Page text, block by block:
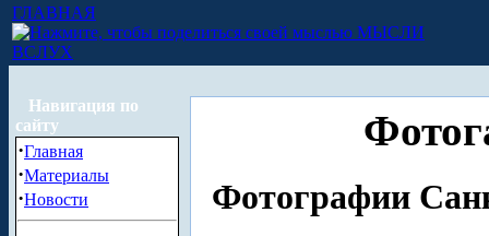
ГЛАВНАЯ
МЫСЛИ
ВСЛУХ
Навигация по
сайту
·Главная
·Материалы
·Новости Фотографии